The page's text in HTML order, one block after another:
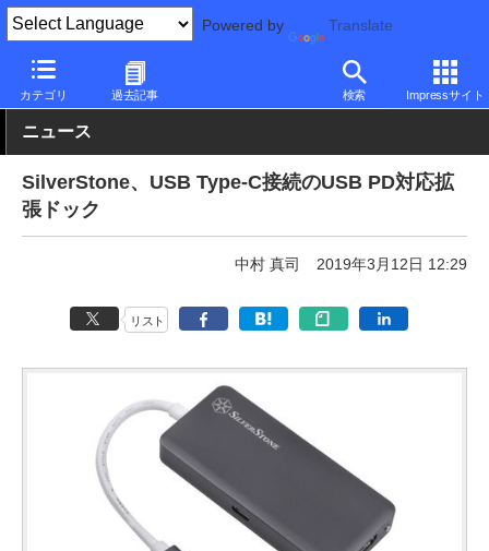
Powered by Translate
カテゴリ 過去記事 検索 Impressサイト
PC Watch 半導体/周辺機器 その他
ニュース
SilverStone、USB Type-C接続のUSB PD対応拡
張ドック
中村 真司 2019年3月12日 12:29
リスト